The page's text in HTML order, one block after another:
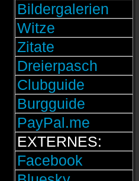
Bildergalerien
Witze
Zitate
Dreierpasch
Clubguide
Burgguide
PayPal.me
EXTERNES:
Facebook